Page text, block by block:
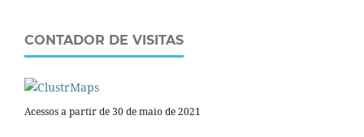
CONTADOR DE VISITAS
Acessos a partir de 30 de maio de 2021